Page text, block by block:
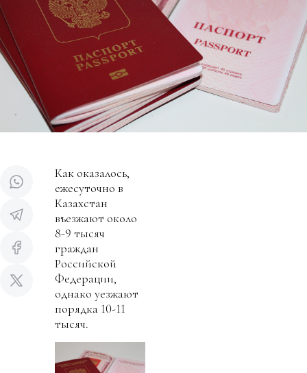
Как оказалось,
ежесуточно в
Казахстан
въезжают около
8-9 тысяч
граждан
Российской
Федерации,
однако уезжают
порядка 10-11
тысяч.